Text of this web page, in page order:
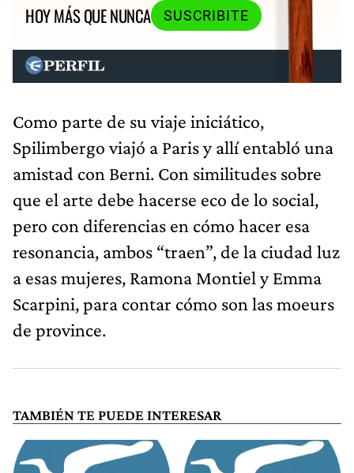
HOY MÁS QUE NUNCA SUSCRIBITE
Como parte de su viaje iniciático,
Spilimbergo viajó a Paris y allí entabló una
amistad con Berni. Con similitudes sobre
que el arte debe hacerse eco de lo social,
pero con diferencias en cómo hacer esa
resonancia, ambos “traen”, de la ciudad luz
a esas mujeres, Ramona Montiel y Emma
Scarpini, para contar cómo son las moeurs
de province.
TAMBIÉN TE PUEDE INTERESAR